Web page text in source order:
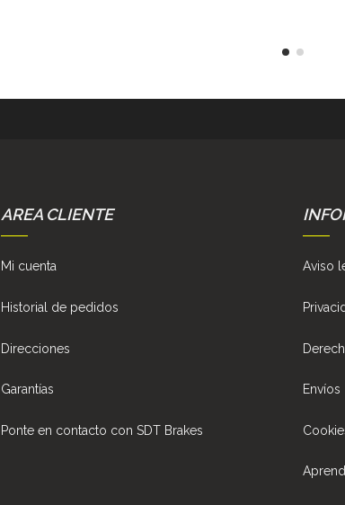
AREA CLIENTE
Mi cuenta
Historial de pedidos
Direcciones
Garantías
Ponte en contacto con SDT Brakes
Aviso
Envíos